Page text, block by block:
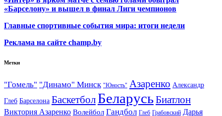
«Барселону» и вышел в финал Лиги чемпионов
Главные спортивные события мира: итоги недели
Реклама на сайте champ.by
Метки
"Гомель" "Динамо" Минск "Юность" Азаренко Александр
Глеб Барселона Баскетбол БеларусьБиатлон
Виктория Азаренко Волейбол Гандбол Глеб Грабовский Дарья